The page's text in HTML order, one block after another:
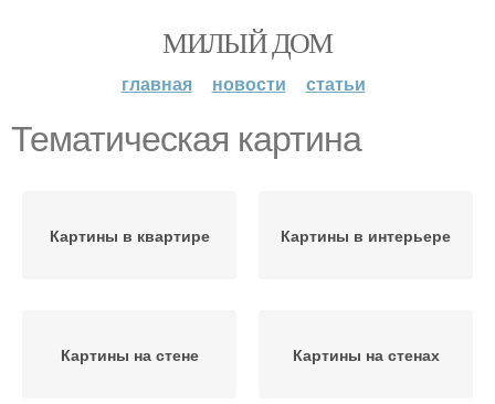
МИЛЫЙ ДОМ
главная новости статьи
Тематическая картина
Картины в квартире Картины в интерьере
Картины на стене Картины на стенах